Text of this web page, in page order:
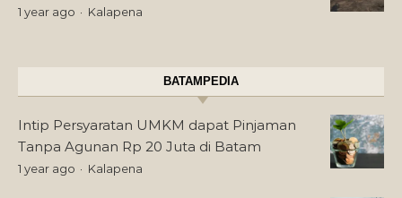
1 year ago Kalapena
BATAMPEDIA
Intip Persyaratan UMKM dapat Pinjaman
Tanpa Agunan Rp 20 Juta di Batam
1 year ago Kalapena